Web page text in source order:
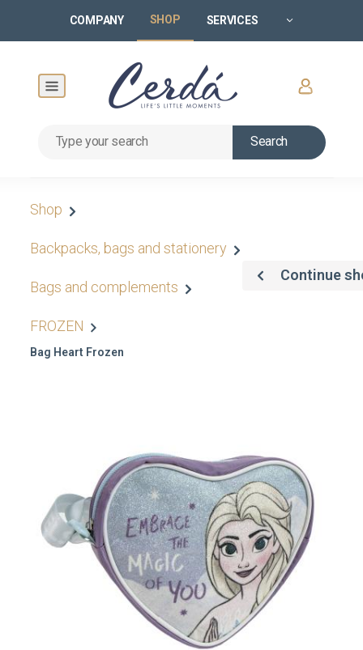
COMPANY SHOP SERVICES
Search
Shop
Backpacks, bags and stationery
Bags and complements
FROZEN
Bag Heart Frozen
Continue